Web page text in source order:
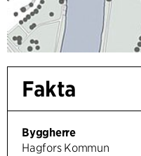
Fakta
Byggherre
Hagfors Kommun